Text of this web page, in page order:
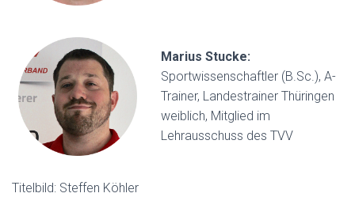
Marius Stucke:
Sportwissenschaftler (B.Sc.), A-
Trainer, Landestrainer Thüringen
weiblich, Mitglied im
Lehrausschuss des TVV
Titelbild: Steffen Köhler